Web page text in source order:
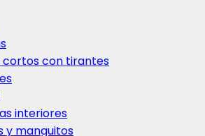
cortos con tirantes
interiores
y manguitos